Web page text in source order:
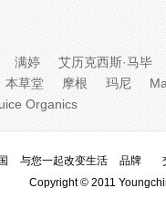
满婷
艾历克西斯·马毕
本草堂 摩根 玛尼
Organics
与您一起改变生活 品牌
Copyright © 2011